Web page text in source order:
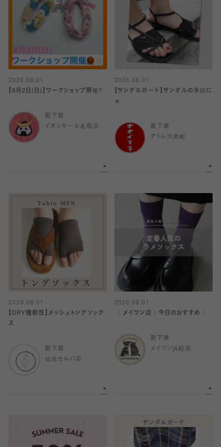
2026.08.01
【8月2日(日)】ワークショップ開催‼️
靴下屋
イオンモール名取店
2026.08.01
【サンダルガード】サンダルの季節に
☀️
靴下屋
アトレ大井町
2026.08.01
【DRY機能性】メッシュトングソック
ス
靴下屋
仙台セルバ店
2026.08.01
〈 メイワン店｜今日のおすすめ 〉
靴下屋
メイワン浜松店